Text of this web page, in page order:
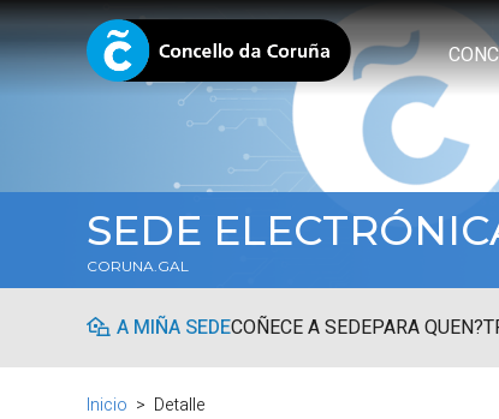
SEDE
CORUNA.GAL
A MIÑA SEDECOÑECE A SEDEPARA QUEN?
Inicio Detalle